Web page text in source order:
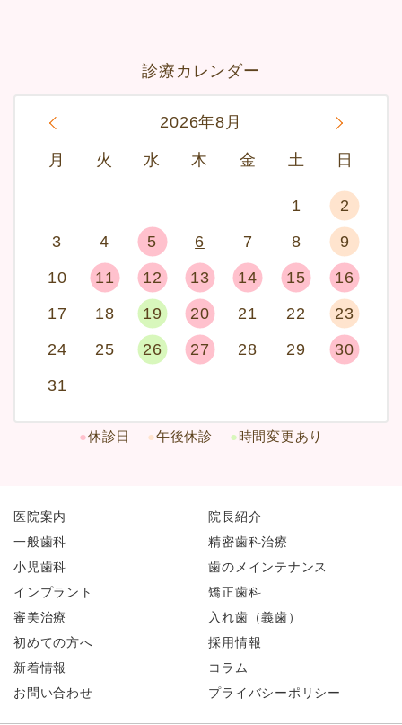
診療カレンダー
2026年8月 »
月 火 水 木 金 土 日
1
2
3
4 5 6 7 8
9
10
11 12 13 14 15
16
17
18 19 20 21 22
23
24
25 26 27 28 29
30
31
●休診日 ●午後休診 ●時間変更あり
医院案内
院長紹介
一般歯科
精密歯科治療
小児歯科
歯のメインテナンス
インプラント
矯正歯科
審美治療
入れ歯（義歯）
初めての方へ
採用情報
新着情報
コラム
お問い合わせ
プライバシーポリシー